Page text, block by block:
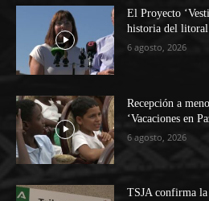
El Proyecto
historia del
6 agosto, 2026
Recepción a
‘Vacaciones en
6 agosto, 2026
TSJA confirma la